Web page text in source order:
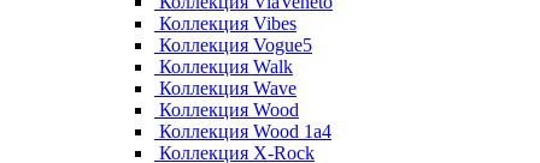
Коллекция Vibes
Коллекция Vogue5
Коллекция Walk
Коллекция Wave
Коллекция Wood
Коллекция Wood 1a4
Коллекция X-Rock